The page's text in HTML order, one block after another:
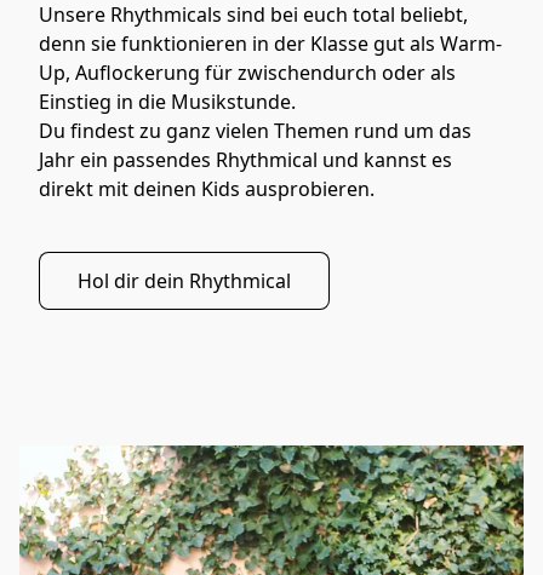
Unsere Rhythmicals sind bei euch total beliebt,
denn sie funktionieren in der Klasse gut als Warm-
Up, Auflockerung für zwischendurch oder als
Einstieg in die Musikstunde.
Du findest zu ganz vielen Themen rund um das
Jahr ein passendes Rhythmical und kannst es
direkt mit deinen Kids ausprobieren.
Hol dir dein Rhythmical